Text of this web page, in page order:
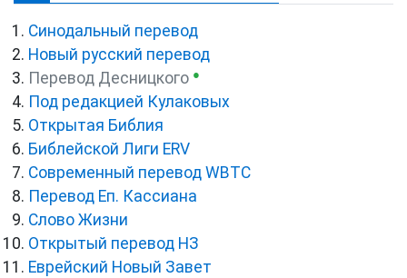
Синодальный перевод
Новый русский перевод
Перевод Десницкого ●
Под редакцией Кулаковых
Открытая Библия
Библейской Лиги ERV
Cовременный перевод WBTC
Перевод Еп. Кассиана
Слово Жизни
Открытый перевод НЗ
Еврейский Новый Завет